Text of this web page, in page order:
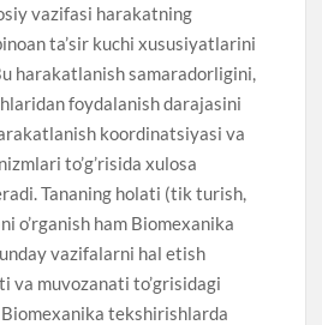
vazifasi harakatning
ta’sir kuchi xususiyatlarini
harakatlanish samaradorligini,
foydalanish darajasini
koordinatsiyasi va
to’g’risida xulosa
Tananing holati (tik turish,
o’rganish ham Biomexanika
vazifalarni hal etish
va muvozanati to’grisidagi
Biomexanika tekshirishlarda